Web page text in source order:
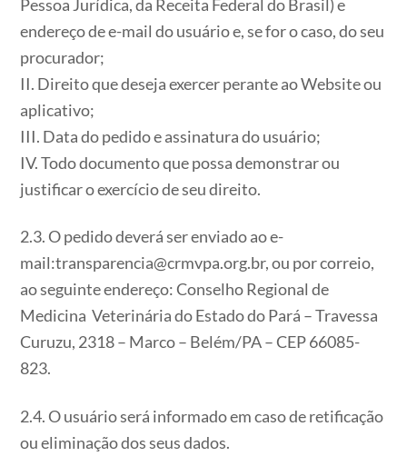
Pessoa Jurídica, da Receita Federal do Brasil) e
endereço de e-mail do usuário e, se for o caso, do seu
procurador;
II. Direito que deseja exercer perante ao Website ou
aplicativo;
III. Data do pedido e assinatura do usuário;
IV. Todo documento que possa demonstrar ou
justificar o exercício de seu direito.
2.3. O pedido deverá ser enviado ao e-
mail:transparencia@crmvpa.org.br, ou por correio,
ao seguinte endereço: Conselho Regional de
Medicina Veterinária do Estado do Pará – Travessa
Curuzu, 2318 – Marco – Belém/PA – CEP 66085-
823.
2.4. O usuário será informado em caso de retificação
ou eliminação dos seus dados.